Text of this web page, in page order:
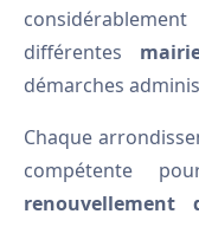
différentes
démarches
Chaque
compétente
renouvellement